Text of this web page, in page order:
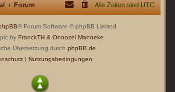
Forum Alle Zeiten sind UTC
® Forum Software © phpBB Limited
by FranckTH & Onnozel Manneke
Übersetzung durch phpBB.de
| Nutzungsbedingungen